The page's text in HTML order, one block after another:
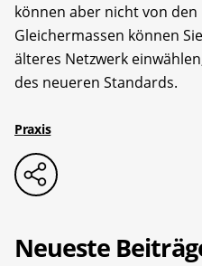
können aber nicht von
Gleicher­massen können
älteres Netzwerk
des neueren Standards.
Praxis
Neueste